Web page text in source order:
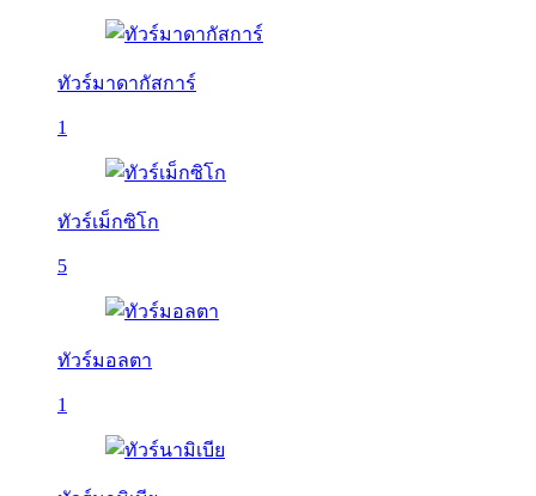
ทัวร์มาดากัสการ์
1
ทัวร์เม็กซิโก
5
ทัวร์มอลตา
1